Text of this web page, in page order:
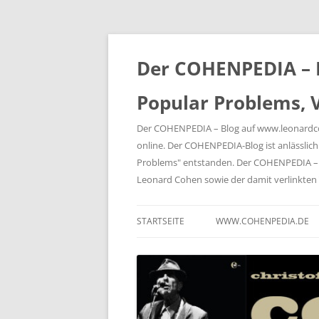
Der COHENPEDIA
Popular Problems,
Der COHENPEDIA – Blog auf
online. Der COHENPEDIA-Blog ist
Problems" entstanden. Der
Leonard Cohen sowie der damit verlinkten
STARTSEITE WWW.COHENPEDIA.DE